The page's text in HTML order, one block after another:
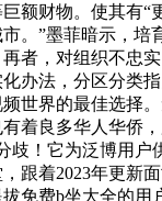
额财物。使其有“
。”墨菲暗示，培
者，对组织不忠
办法，分区分类
世界的最佳选择
着良多华人华侨
歧！它为泛博用户
跟着2023年更新
免费b坐大全的用